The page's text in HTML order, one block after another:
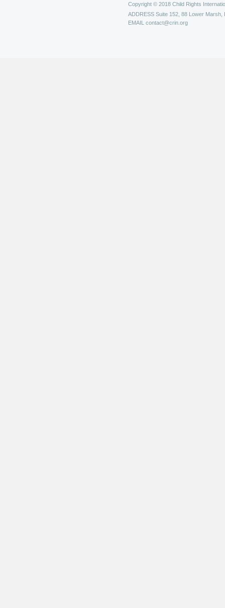
Copyright © 2018 Child Rights
ADDRESS Suite 152, 88 Lower Marsh,
EMAIL contact@crin.org